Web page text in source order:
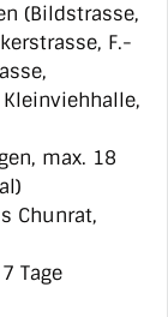
(Bildstrasse,
F.-
max. 18
Chunrat,
Tage